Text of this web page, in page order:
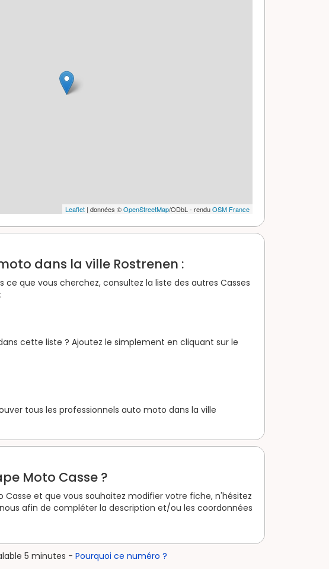
Leaflet | données ©OpenStreetMap/ODbL - renduOSM France
dans la ville Rostrenen :
que vous cherchez, consultez la liste des autres Casses
cette liste ? Ajoutez le simplement en cliquant sur le
tous les professionnels auto moto dans la ville
Moto Casse ?
Casse et que vous souhaitez modifier votre fiche, n'hésitez
afin de compléter la description et/ou les coordonnées
5 minutes - Pourquoi ce numéro ?